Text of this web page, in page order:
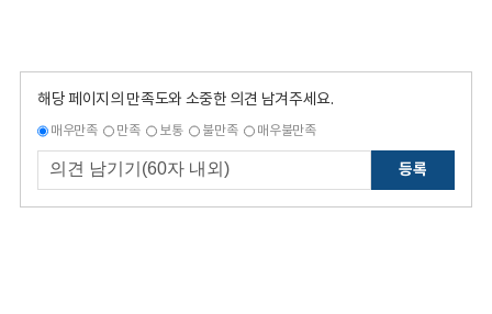
해당 페이지의 만족도와 소중한 의견 남겨주세요.
매우만족 만족 보통 불만족 매우불만족
등록